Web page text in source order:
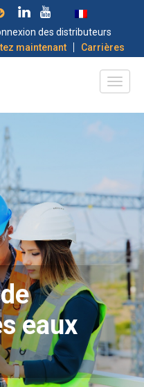
des distributeurs
maintenant | Carrières
eaux